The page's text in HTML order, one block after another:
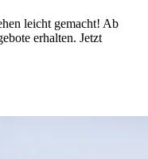
leicht gemacht! Ab
erhalten. Jetzt